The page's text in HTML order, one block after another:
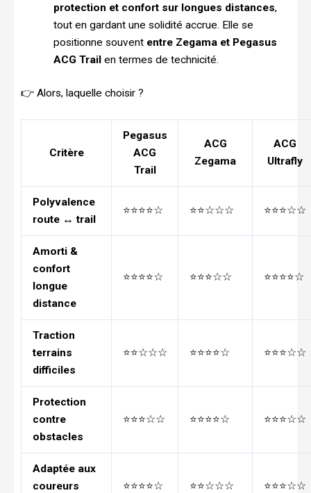
protection et confort sur longues distances,
tout en gardant une solidité accrue. Elle se
positionne souvent entre Zegama et Pegasus
ACG Trailen termes de technicité.
👉 Alors, laquelle choisir ?
Critère
Pegasus
ACG
Trail
ACG
Zegama
ACG
Ultrafly
Polyvalence
route ↔ trail
⭐⭐⭐⭐☆ ⭐⭐☆☆☆ ⭐⭐⭐☆☆
Amorti &
confort
longue
distance
⭐⭐⭐⭐☆ ⭐⭐⭐☆☆ ⭐⭐⭐⭐☆
Traction
terrains
difficiles
⭐⭐☆☆☆ ⭐⭐⭐⭐☆ ⭐⭐⭐☆☆
Protection
contre
obstacles
⭐⭐⭐☆☆ ⭐⭐⭐⭐☆ ⭐⭐⭐☆☆
Adaptée aux
coureurs
⭐⭐⭐⭐☆ ⭐⭐☆☆☆ ⭐⭐⭐☆☆